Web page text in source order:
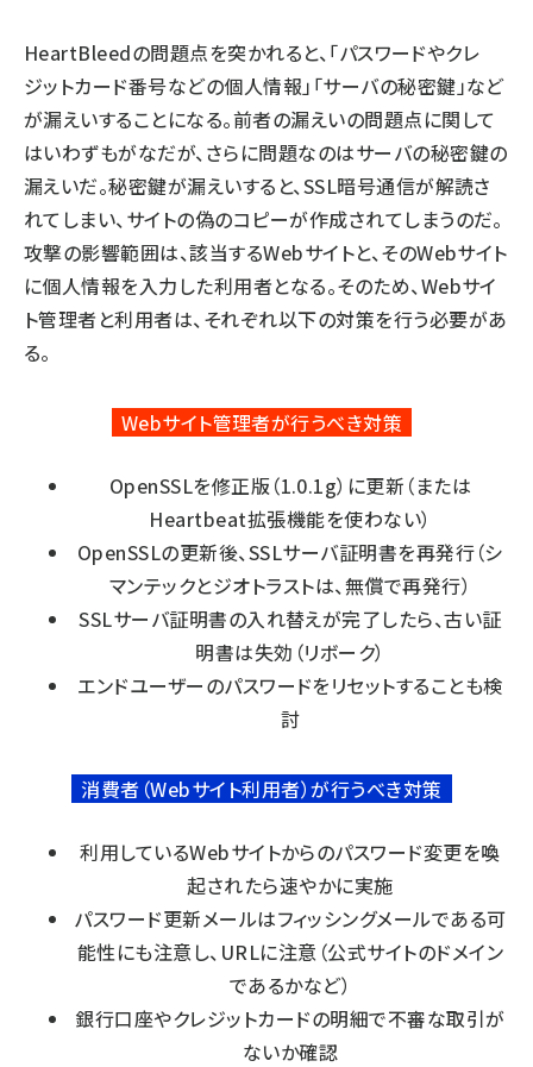
HeartBleedの問題点を突かれると、「パスワードやクレ
ジットカード番号などの個人情報」「サーバの秘密鍵」など
が漏えいすることになる。前者の漏えいの問題点に関して
はいわずもがなだが、さらに問題なのはサーバの秘密鍵の
漏えいだ。秘密鍵が漏えいすると、SSL暗号通信が解読さ
れてしまい、サイトの偽のコピーが作成されてしまうのだ。
攻撃の影響範囲は、該当するWebサイトと、そのWebサイト
に個人情報を入力した利用者となる。そのため、Webサイ
ト管理者と利用者は、それぞれ以下の対策を行う必要があ
る。
Webサイト管理者が行うべき対策
OpenSSLを修正版（1.0.1g）に更新（または
Heartbeat拡張機能を使わない）
OpenSSLの更新後、SSLサーバ証明書を再発行（シ
マンテックとジオトラストは、無償で再発行）
SSLサーバ証明書の入れ替えが完了したら、古い証
明書は失効（リボーク）
エンドユーザーのパスワードをリセットすることも検
討
消費者（Webサイト利用者）が行うべき対策
利用しているWebサイトからのパスワード変更を喚
起されたら速やかに実施
パスワード更新メールはフィッシングメールである可
能性にも注意し、URLに注意（公式サイトのドメイン
であるかなど）
銀行口座やクレジットカードの明細で不審な取引が
ないか確認